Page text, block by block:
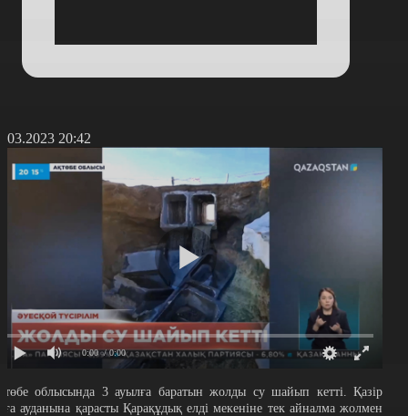
20:42
0:00 / 0:00
облысында 3 ауылға баратын жолды су шайып кетті. Қазір
ауданына қарасты Қарақұдық елді мекеніне тек айналма жолмен